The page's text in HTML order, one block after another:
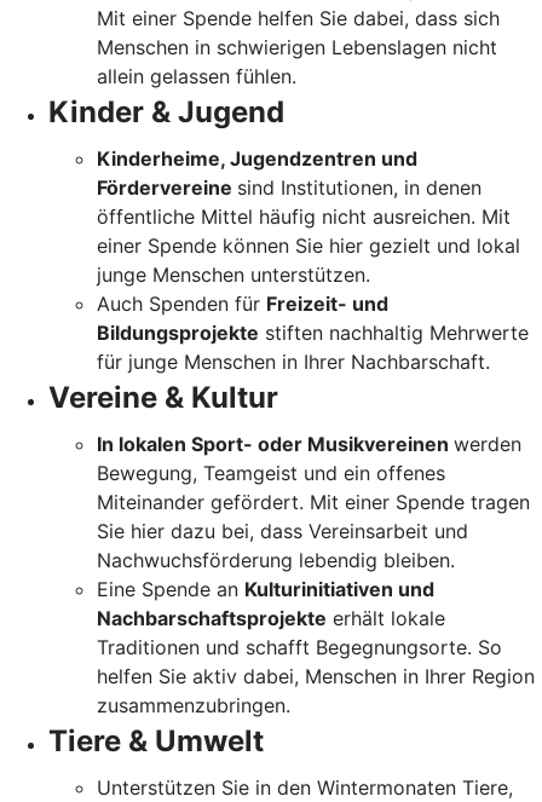
Mit einer Spende helfen Sie dabei, dass sich
Menschen in schwierigen Lebenslagen nicht
allein gelassen fühlen.
Kinder & Jugend
Kinderheime, Jugendzentren und
Fördervereine sind Institutionen, in denen
öffentliche Mittel häufig nicht ausreichen. Mit
einer Spende können Sie hier gezielt und lokal
junge Menschen unterstützen.
Auch Spenden für Freizeit- und
Bildungsprojekte stiften nachhaltig Mehrwerte
für junge Menschen in Ihrer Nachbarschaft.
Vereine & Kultur
In lokalen Sport- oder Musikvereinen werden
Bewegung, Teamgeist und ein offenes
Miteinander gefördert. Mit einer Spende tragen
Sie hier dazu bei, dass Vereinsarbeit und
Nachwuchsförderung lebendig bleiben.
Eine Spende an Kulturinitiativen und
Nachbarschaftsprojekte erhält lokale
Traditionen und schafft Begegnungsorte. So
helfen Sie aktiv dabei, Menschen in Ihrer Region
zusammenzubringen.
Tiere & Umwelt
Unterstützen Sie in den Wintermonaten Tiere,